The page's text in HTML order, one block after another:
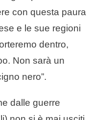
con questa paura
e le sue regioni
dentro,
Non sarà un
nero”.
dalle guerre